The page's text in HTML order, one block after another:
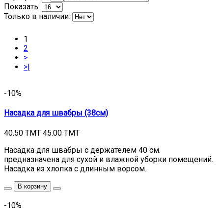
Показать:
Только в наличии:
1
2
>
>|
-10%
Насадка для швабры (38см)
40.50 TMT 45.00 TMT
Насадка для швабры с держателем 40 см.
предназначена для сухой и влажной уборки помещений.
Насадка из хлопка с длинным ворсом.
В корзину
-10%